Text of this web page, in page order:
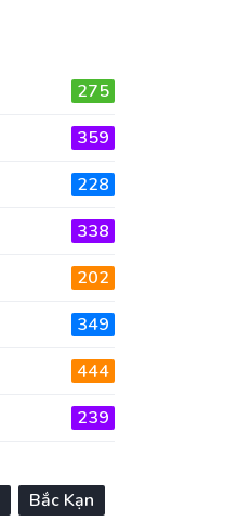
275
359
228
338
202
349
444
239
Bắc Kạn